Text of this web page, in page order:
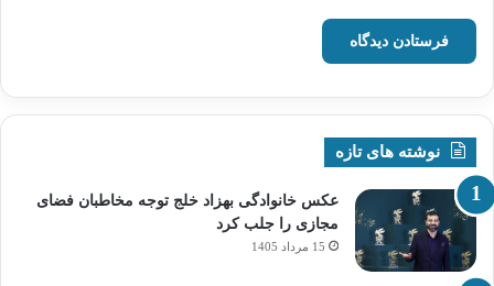
نوشته های تازه
عکس خانوادگی بهزاد خلج توجه مخاطبان فضای
مجازی را جلب کرد
15 مرداد 1405